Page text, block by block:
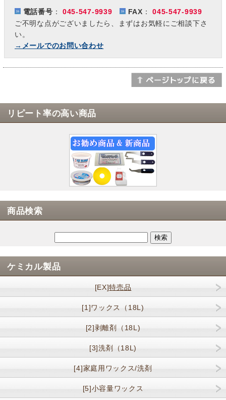
電話番号 ： 045-547-9939 FAX ：045-547-9939
ご不明な点がございましたら、まずはお気軽にご相談下さ
い。
→メールでのお問い合わせ
リピート率の高い商品
商品検索
ケミカル製品
[EX]特売品
[1]ワックス（18L)
[2]剥離剤（18L)
[3]洗剤（18L)
[4]家庭用ワックス/洗剤
[5]小容量ワックス